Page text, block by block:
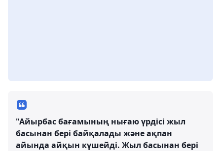
"Айырбас бағамының нығаю үрдісі жыл
басынан бері байқалады және ақпан
айында айқын күшейді. Жыл басынан бері